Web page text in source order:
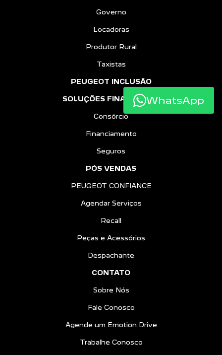
Governo
Locadoras
Produtor Rural
Taxistas
PEUGEOT INCLUSÃO
SOLUÇÕES FINANCEIRAS
Consórcio
Financiamento
Seguros
PÓS VENDAS
PEUGEOT CONFIANCE
Agendar Serviços
Recall
Peças e Acessórios
Despachante
CONTATO
Sobre Nós
Fale Conosco
Agende um Emotion Drive
Trabalhe Conosco
WhatsApp